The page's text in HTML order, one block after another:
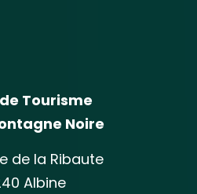
Tourisme
Noire
de la Ribaute
Albine